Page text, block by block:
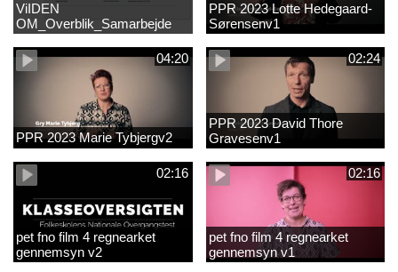
ViIDEN
OM_Overblik_Samarbejde
med forældre om sproglig
udvikling og forebyggelse af
læsevanskelighede
PPR 2023 Lotte Hedegaard-
Sørensenv1
04:20
PPR 2023 Marie Tybjergv2
02:24
PPR 2023 David Thore
Gravesenv1
02:16
pet fno film 4 regnearket
gennemsyn v2
02:16
pet fno film 4 regnearket
gennemsyn v1